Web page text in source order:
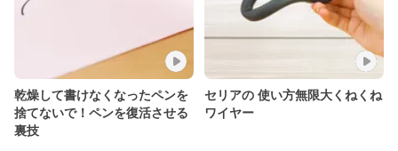
乾燥して書けなくなったペンを
捨てないで！ペンを復活させる
裏技
セリアの 使い方無限大くねくね
ワイヤー